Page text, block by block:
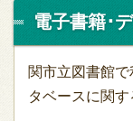
電子書籍･
関市立図書館
タベースに関す